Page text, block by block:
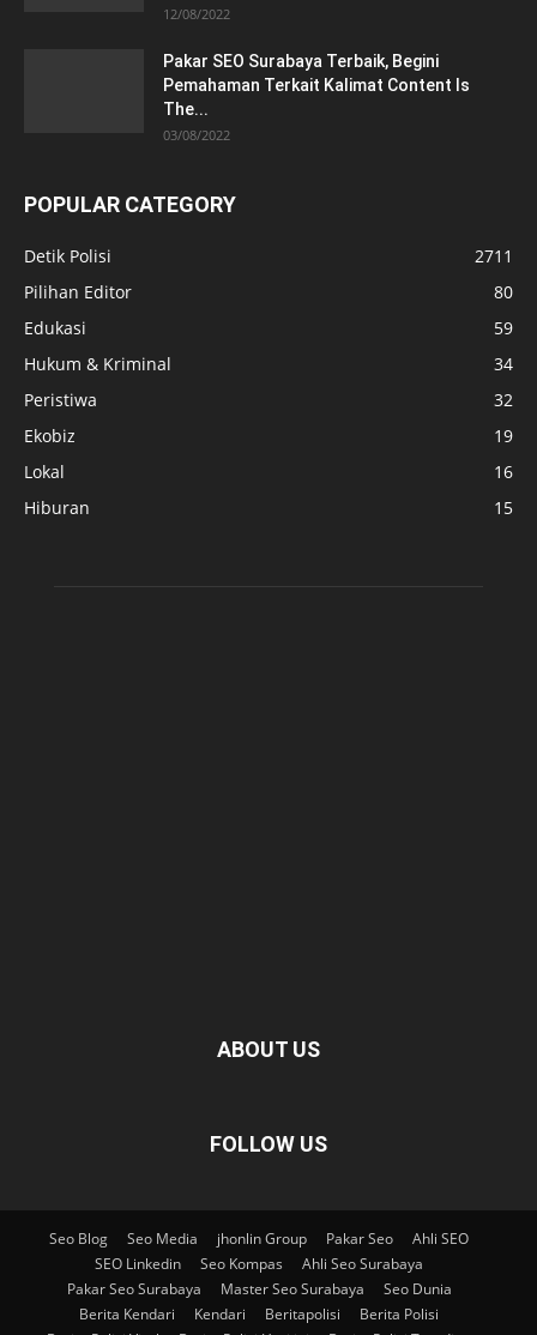
12/08/2022
Pakar SEO Surabaya Terbaik, Begini
Pemahaman Terkait Kalimat Content Is
The...
03/08/2022
POPULAR CATEGORY
Detik Polisi
2711
Pilihan Editor
80
Edukasi
59
Hukum & Kriminal
34
Peristiwa
32
Ekobiz
19
Lokal
16
Hiburan
15
ABOUT US
FOLLOW US
Seo Blog Seo Media jhonlin Group Pakar Seo
Ahli SEO
SEO Linkedin
Seo Kompas
Ahli Seo Surabaya
Pakar Seo Surabaya
Master Seo Surabaya
Seo Dunia
Berita Kendari
Kendari Beritapolisi
Berita Polisi